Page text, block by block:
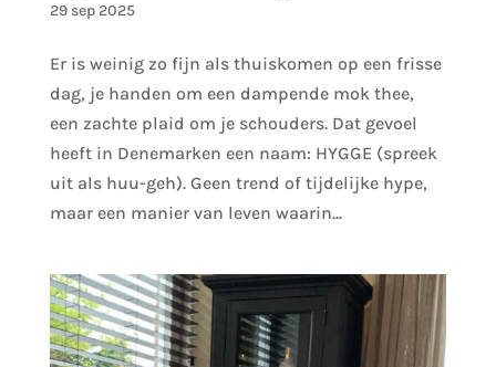
29 sep 2025
Er is weinig zo fijn als thuiskomen op een frisse
dag, je handen om een dampende mok thee,
een zachte plaid om je schouders. Dat gevoel
heeft in Denemarken een naam: HYGGE (spreek
uit als huu-geh). Geen trend of tijdelijke hype,
maar een manier van leven waarin...